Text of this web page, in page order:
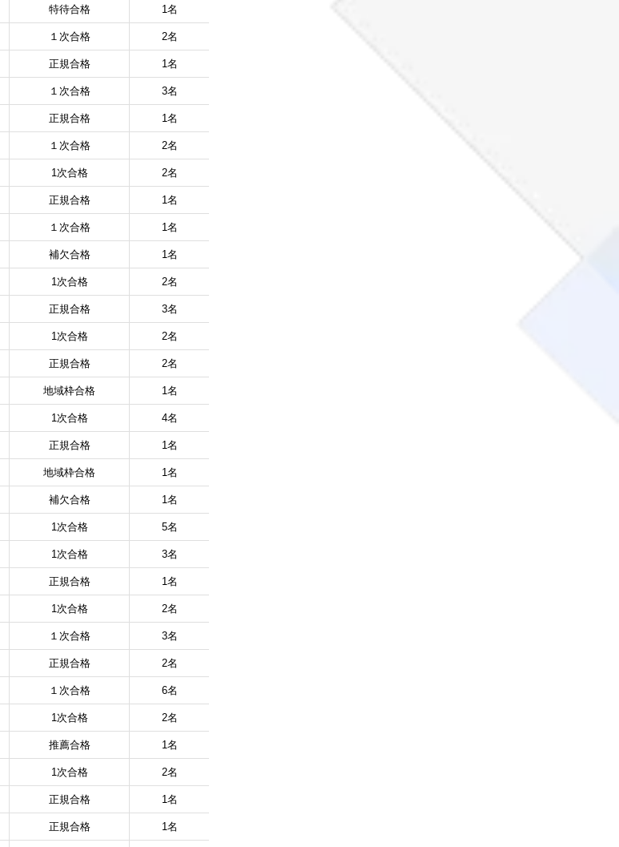
特待合格 1名
１次合格 2名
正規合格 1名
１次合格 3名
正規合格 1名
１次合格 2名
1次合格 2名
正規合格 1名
１次合格 1名
補欠合格 1名
1次合格 2名
正規合格 3名
1次合格 2名
正規合格 2名
地域枠合格 1名
1次合格 4名
正規合格 1名
地域枠合格 1名
補欠合格 1名
1次合格 5名
1次合格 3名
正規合格 1名
1次合格 2名
１次合格 3名
正規合格 2名
１次合格 6名
1次合格 2名
推薦合格 1名
1次合格 2名
正規合格 1名
正規合格 1名